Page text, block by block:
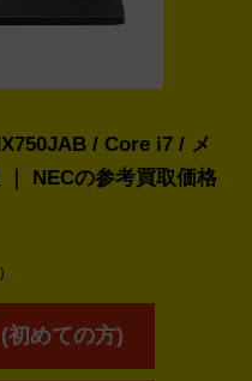
/ Core i7 / メ
NECの参考買取価格
初めての方)